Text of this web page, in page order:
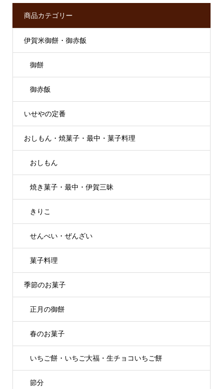
商品カテゴリー
伊賀米御餅・御赤飯
御餅
御赤飯
いせやの定番
おしもん・焼菓子・最中・菓子料理
おしもん
焼き菓子・最中・伊賀三昧
きりこ
せんべい・ぜんざい
菓子料理
季節のお菓子
正月の御餅
春のお菓子
いちご餅・いちご大福・生チョコいちご餅
節分